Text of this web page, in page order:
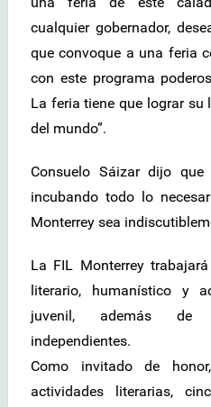
cualquier gobernador,
que convoque a una feria
con este programa
La feria tiene que lograr su
del mundo”.
Consuelo Sáizar dijo
incubando todo lo
Monterrey sea
La FIL Monterrey
literario, humanístico y
juvenil, además de
independientes.
Como invitado de
actividades literarias,